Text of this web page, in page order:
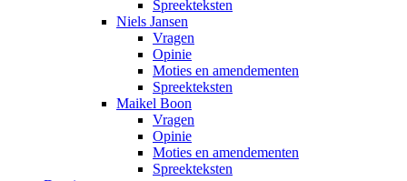
Spreekteksten
Niels Jansen
Vragen
Opinie
Moties en amendementen
Spreekteksten
Maikel Boon
Vragen
Opinie
Moties en amendementen
Spreekteksten